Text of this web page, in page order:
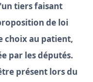
tiers faisant
de loi
choix au patient,
par les députés.
présent lors du